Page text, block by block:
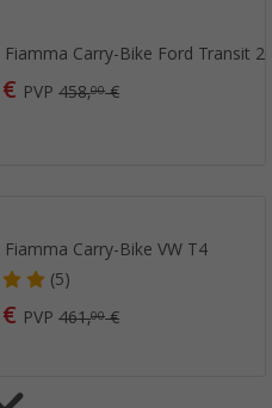
Fiamma Carry-Bike Ford Transit
€ PVP458,00€
Fiamma Carry-Bike VW T4
(5)
€ PVP461,00€